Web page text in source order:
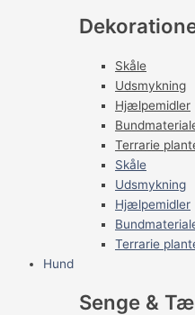
Skåle
Udsmykning
Hjælpemidler
Terrarie
Skåle
Udsmykning
Hjælpemidler
Terrarie
Hund
Senge &